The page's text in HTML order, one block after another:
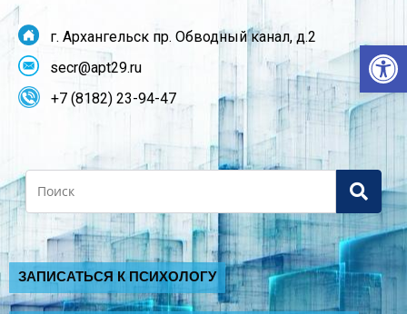
г. Архангельск пр. Обводный канал, д.2
secr@apt29.ru
+7 (8182) 23-94-47
Search
ЗАПИСАТЬСЯ К ПСИХОЛОГУ